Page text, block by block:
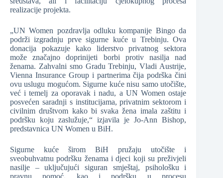
realizacije projekta.
„UN Women pozdravlja odluku kompanije Bingo da
podrži izgradnju prve sigurne kuće u Trebinju. Ova
donacija pokazuje kako liderstvo privatnog sektora
može značajno doprinijeti borbi protiv nasilja nad
ženama. Zahvalni smo Gradu Trebinju, Vladi Austrije,
Vienna Insurance Group i partnerima čija podrška čini
ovu uslugu mogućom. Sigurne kuće nisu samo utočište,
već i temelj za oporavak i nadu, a UN Women ostaje
posvećen saradnji s institucijama, privatnim sektorom i
civilnim društvom kako bi svaka žena imala zaštitu i
podršku koju zaslužuje,“ izjavila je Jo-Ann Bishop,
predstavnica UN Women u BiH.
Sigurne kuće širom BiH pružaju utočište i
sveobuhvatnu podršku ženama i djeci koji su preživjeli
nasilje – uključujući siguran smještaj, psihološku i